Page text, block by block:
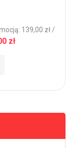
139,00 zł /
zł